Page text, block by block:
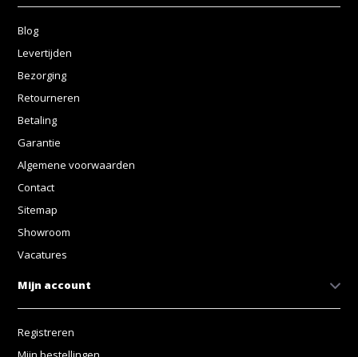
Blog
Levertijden
Bezorging
Retourneren
Betaling
Garantie
Algemene voorwaarden
Contact
Sitemap
Showroom
Vacatures
Mijn account
Registreren